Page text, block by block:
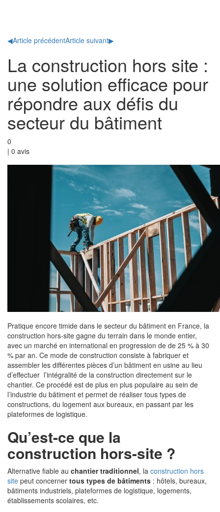
◀Article précédentArticle suivant▶
La construction hors site :
une solution efficace pour
répondre aux défis du
secteur du bâtiment
0
| 0 avis
Pratique encore timide dans le secteur du bâtiment en France, la
construction hors-site gagne du terrain dans le monde entier,
avec un marché en international en progression de de 25 % à 30
% par an. Ce mode de construction consiste à fabriquer et
assembler les différentes pièces d’un bâtiment en usine au lieu
d’effectuer l’intégralité de la construction directement sur le
chantier. Ce procédé est de plus en plus populaire au sein de
l’industrie du bâtiment et permet de réaliser tous types de
constructions, du logement aux bureaux, en passant par les
plateformes de logistique.
Qu’est-ce que la
construction hors-site ?
Alternative fiable au chantier traditionnel, la construction hors
site peut concerner tous types de bâtiments : hôtels, bureaux,
bâtiments industriels, plateformes de logistique, logements,
établissements scolaires, etc.